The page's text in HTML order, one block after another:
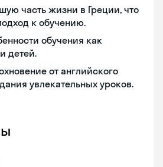
часть жизни в Греции, что
к обучению.
обучения как
детей.
от английского
увлекательных уроков.